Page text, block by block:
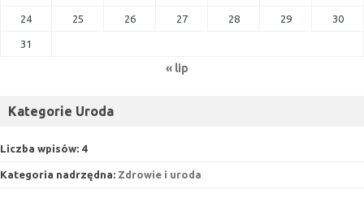
24 25 26 27 28 29 30
31
« lip
Kategorie Uroda
Liczba wpisów: 4
Kategoria nadrzędna: Zdrowie i uroda